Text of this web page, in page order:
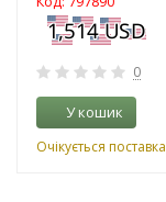
0
У кошик
Очікується поставка